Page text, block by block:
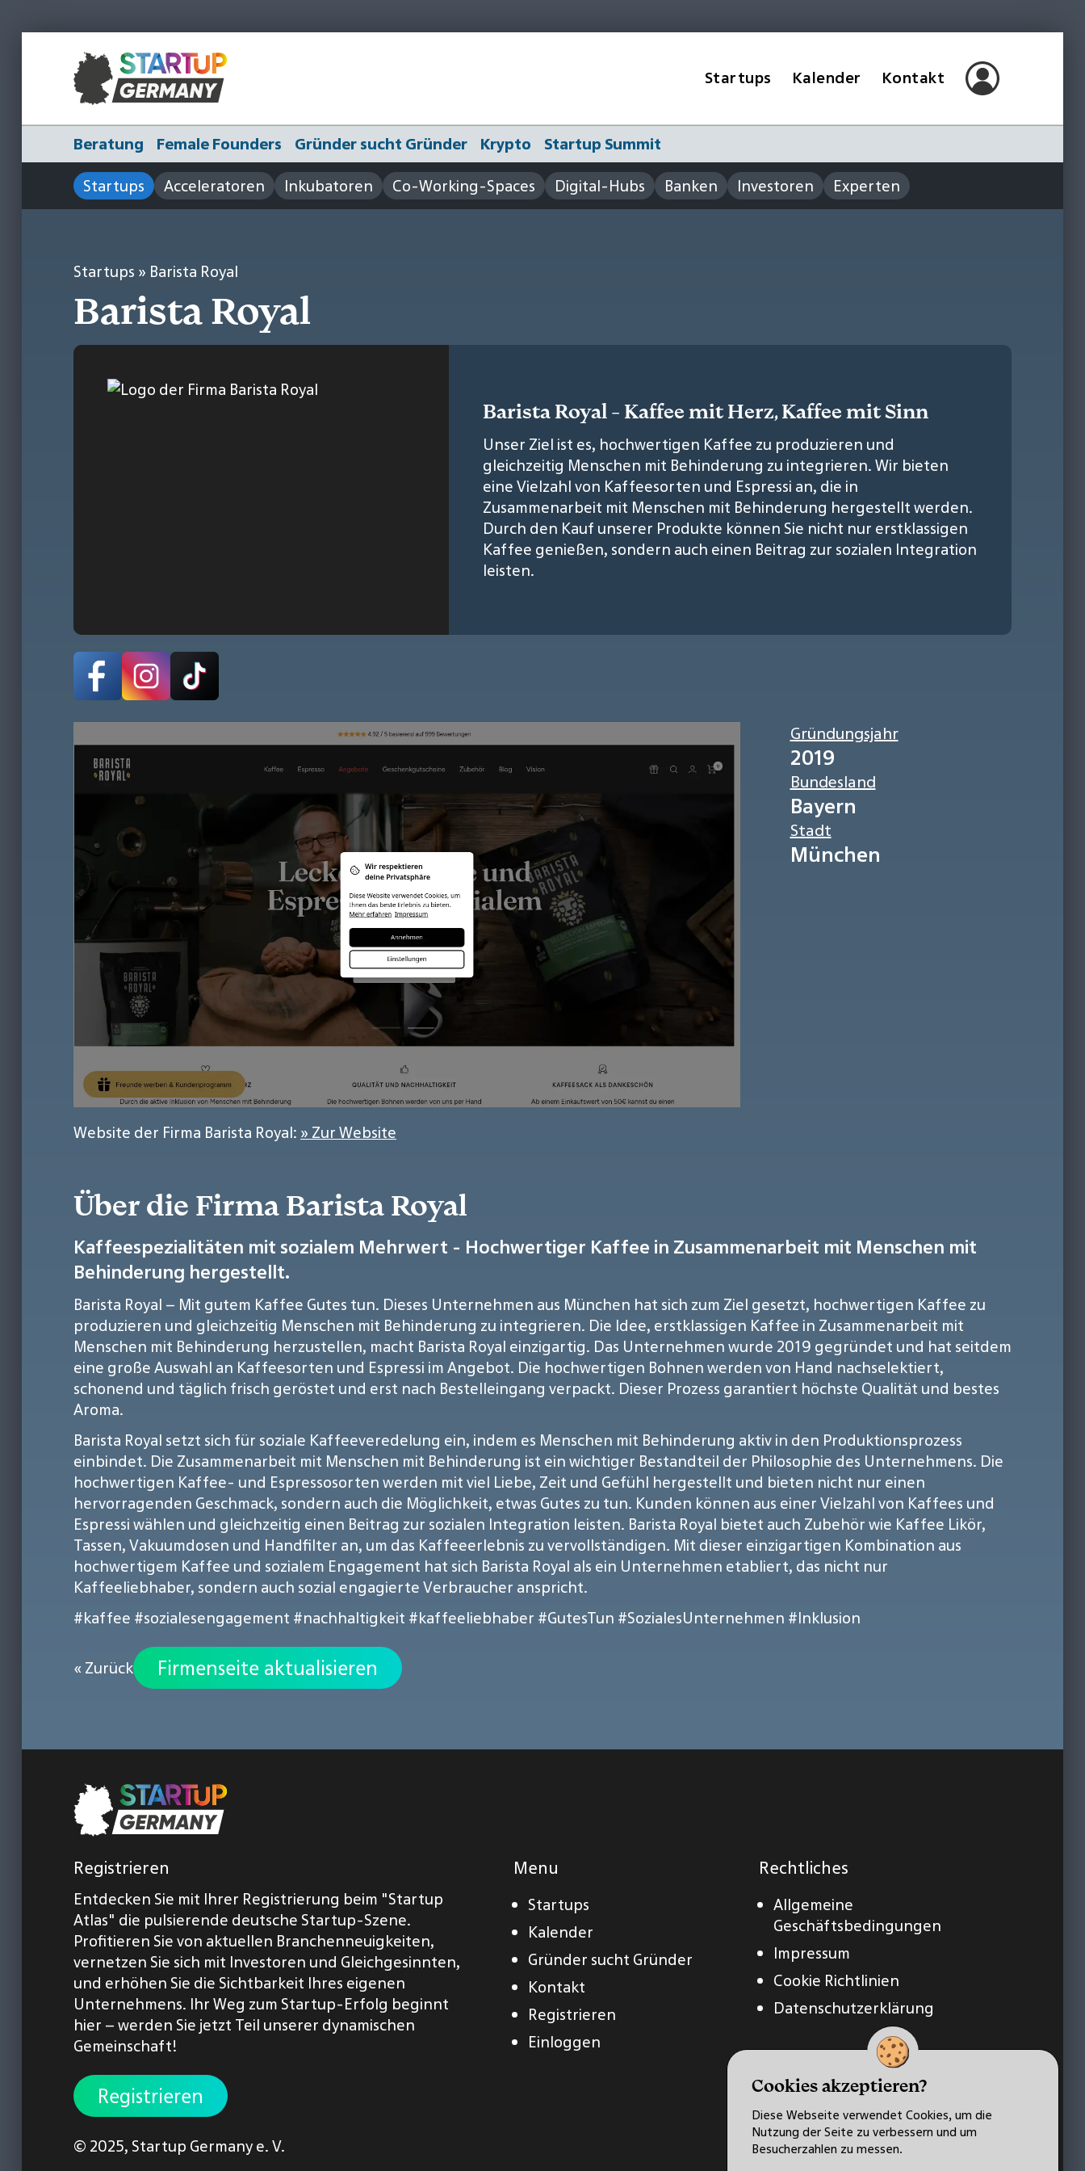
Startups Kalender Kontakt
Beratung Female Founders Gründer sucht Gründer Krypto
Startup Summit
Startups
Acceleratoren Inkubatoren Co-Working-Spaces Digital-Hubs Banken Investoren Experten
Startups » Barista Royal
Barista Royal
Barista Royal - Kaffee mit Herz, Kaffee mit Sinn
Unser Ziel ist es, hochwertigen Kaffee zu produzieren und
gleichzeitig Menschen mit Behinderung zu integrieren. Wir bieten
eine Vielzahl von Kaffeesorten und Espressi an, die in
Zusammenarbeit mit Menschen mit Behinderung hergestellt werden.
Durch den Kauf unserer Produkte können Sie nicht nur erstklassigen
Kaffee genießen, sondern auch einen Beitrag zur sozialen Integration
leisten.
Website der Firma Barista Royal: » Zur Website
Gründungsjahr
2019
Bundesland
Bayern
Stadt
München
Über die Firma Barista Royal
Kaffeespezialitäten mit sozialem Mehrwert - Hochwertiger Kaffee in Zusammenarbeit mit Menschen mit
Behinderung hergestellt.
Barista Royal – Mit gutem Kaffee Gutes tun. Dieses Unternehmen aus München hat sich zum Ziel gesetzt, hochwertigen Kaffee zu
produzieren und gleichzeitig Menschen mit Behinderung zu integrieren. Die Idee, erstklassigen Kaffee in Zusammenarbeit mit
Menschen mit Behinderung herzustellen, macht Barista Royal einzigartig. Das Unternehmen wurde 2019 gegründet und hat seitdem
eine große Auswahl an Kaffeesorten und Espressi im Angebot. Die hochwertigen Bohnen werden von Hand nachselektiert,
schonend und täglich frisch geröstet und erst nach Bestelleingang verpackt. Dieser Prozess garantiert höchste Qualität und bestes
Aroma.
Barista Royal setzt sich für soziale Kaffeeveredelung ein, indem es Menschen mit Behinderung aktiv in den Produktionsprozess
einbindet. Die Zusammenarbeit mit Menschen mit Behinderung ist ein wichtiger Bestandteil der Philosophie des Unternehmens. Die
hochwertigen Kaffee- und Espressosorten werden mit viel Liebe, Zeit und Gefühl hergestellt und bieten nicht nur einen
hervorragenden Geschmack, sondern auch die Möglichkeit, etwas Gutes zu tun. Kunden können aus einer Vielzahl von Kaffees und
Espressi wählen und gleichzeitig einen Beitrag zur sozialen Integration leisten. Barista Royal bietet auch Zubehör wie Kaffee Likör,
Tassen, Vakuumdosen und Handfilter an, um das Kaffeeerlebnis zu vervollständigen. Mit dieser einzigartigen Kombination aus
hochwertigem Kaffee und sozialem Engagement hat sich Barista Royal als ein Unternehmen etabliert, das nicht nur
Kaffeeliebhaber, sondern auch sozial engagierte Verbraucher anspricht.
#kaffee #sozialesengagement #nachhaltigkeit #kaffeeliebhaber #GutesTun #SozialesUnternehmen #Inklusion
« Zurück Firmenseite aktualisieren
Registrieren
Entdecken Sie mit Ihrer Registrierung beim "Startup
Atlas" die pulsierende deutsche Startup-Szene.
Profitieren Sie von aktuellen Branchenneuigkeiten,
vernetzen Sie sich mit Investoren und Gleichgesinnten,
und erhöhen Sie die Sichtbarkeit Ihres eigenen
Unternehmens. Ihr Weg zum Startup-Erfolg beginnt
hier – werden Sie jetzt Teil unserer dynamischen
Gemeinschaft!
Registrieren
Menu
Startups
Kalender
Gründer sucht Gründer
Kontakt
Registrieren
Einloggen
Rechtliches
Allgemeine
Geschäftsbedingungen
Impressum
Cookie Richtlinien
Datenschutzerklärung
© 2025, Startup Germany e. V.
Cookies akzeptieren?
Diese Webseite verwendet Cookies, um die
Nutzung der Seite zu verbessern und um
Besucherzahlen zu messen.